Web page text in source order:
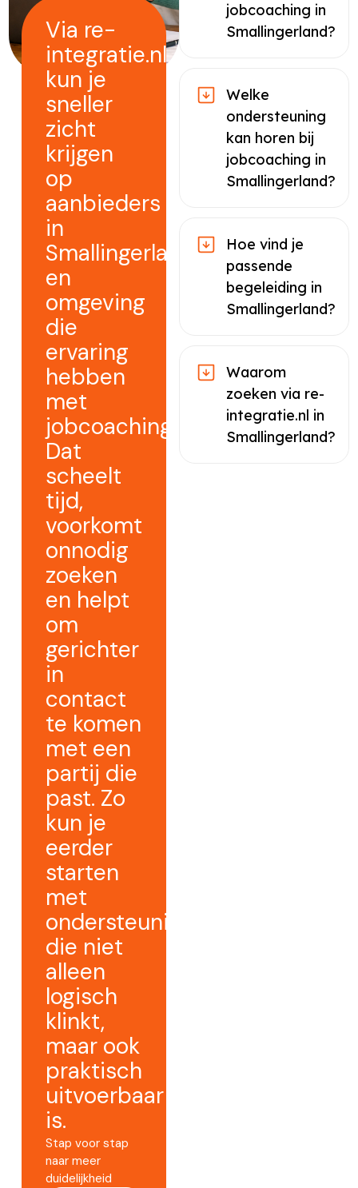
Via re-
integratie.nl
kun je
sneller
zicht
krijgen
op
aanbieders
in
Smallingerland
en
omgeving
die
ervaring
hebben
met
jobcoaching.
Dat
scheelt
tijd,
voorkomt
onnodig
zoeken
en helpt
om
gerichter
in
contact
te komen
met een
partij die
past. Zo
kun je
eerder
starten
met
ondersteuning
die niet
alleen
logisch
klinkt,
maar ook
praktisch
uitvoerbaar
is.
Stap voor stap
naar meer
duidelijkheid
jobcoaching in
Smallingerland?
Welke
ondersteuning
kan horen bij
jobcoaching in
Smallingerland?
Hoe vind je
passende
begeleiding in
Smallingerland?
Waarom
zoeken via re-
integratie.nl in
Smallingerland?